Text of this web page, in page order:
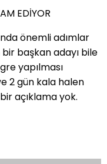
EDİYOR
önemli adımlar
başkan adayı bile
yapılması
2 gün kala halen
açıklama yok.